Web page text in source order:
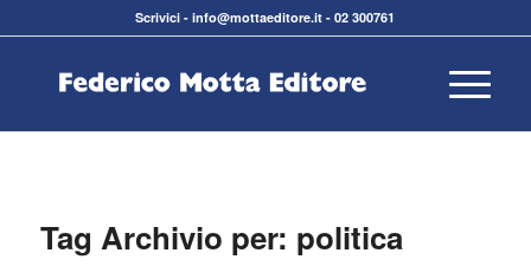
Scrivici -info@mottaeditore.it -02 300761
Tag Archivio per: politica